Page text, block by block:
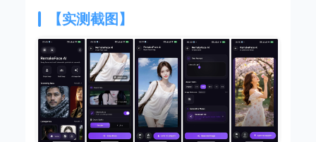
【实测截图】